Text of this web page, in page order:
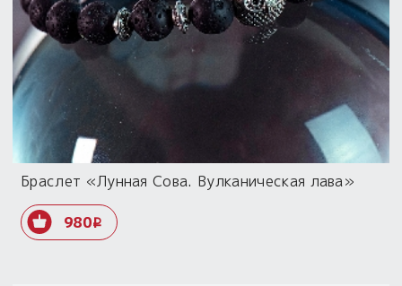
Браслет «Лунная Сова. Вулканическая лава»
980i